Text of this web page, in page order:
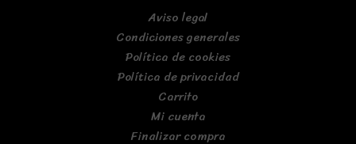
Aviso legal
Condiciones generales
Política de cookies
Política de privacidad
Carrito
Mi cuenta
Finalizar compra